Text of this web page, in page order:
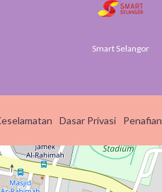
Smart Selangor
Dasar Privasi Penafian